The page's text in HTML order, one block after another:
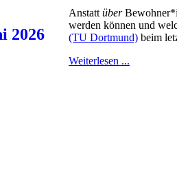
Anstatt über
werden können und
(TU Dortmund) beim
Weiterlesen ...